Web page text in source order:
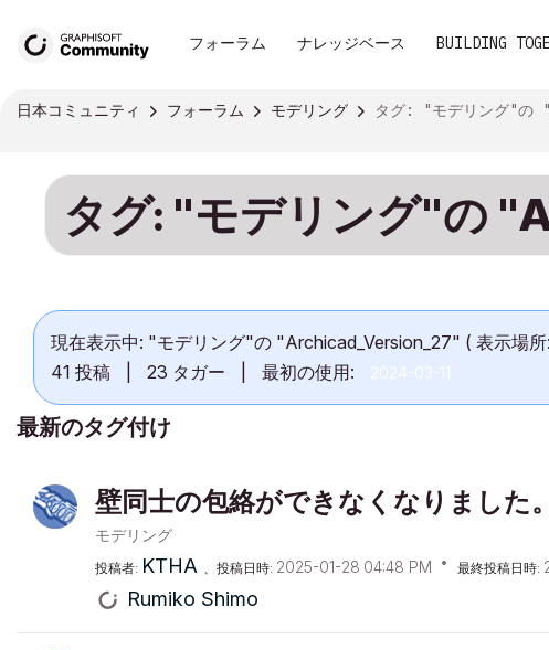
フォーラム ナレッジベース BUILDING
日本コミュニティ フォーラム モデリング タグ: "モデリング"の
タグ: "モデリング"の
現在表示中: "モデリング"の "Archicad_Version_27" ( 表示場所:
41 投稿
23 タガー 最初の使用: ‎2024-03-11
最新のタグ付け
壁同士の包絡ができなくなりました。
モデリング
投稿者: KTHA 、投稿日時: ‎2025-01-28 04:48 PM 最終投稿日時:
Rumiko Shimo